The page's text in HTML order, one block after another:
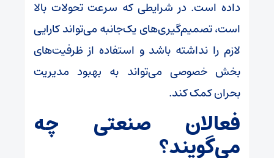
داده است. در شرایطی که سرعت تحولات بالا
است، تصمیم‌گیری‌های یک‌جانبه می‌تواند کارایی
لازم را نداشته باشد و استفاده از ظرفیت‌های
بخش خصوصی می‌تواند به بهبود مدیریت
بحران کمک کند.
فعالان صنعتی چه
می‌گویند؟